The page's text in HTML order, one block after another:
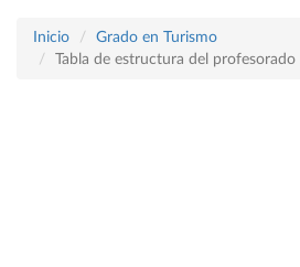
Inicio
Grado en Turismo
Tabla de estructura del